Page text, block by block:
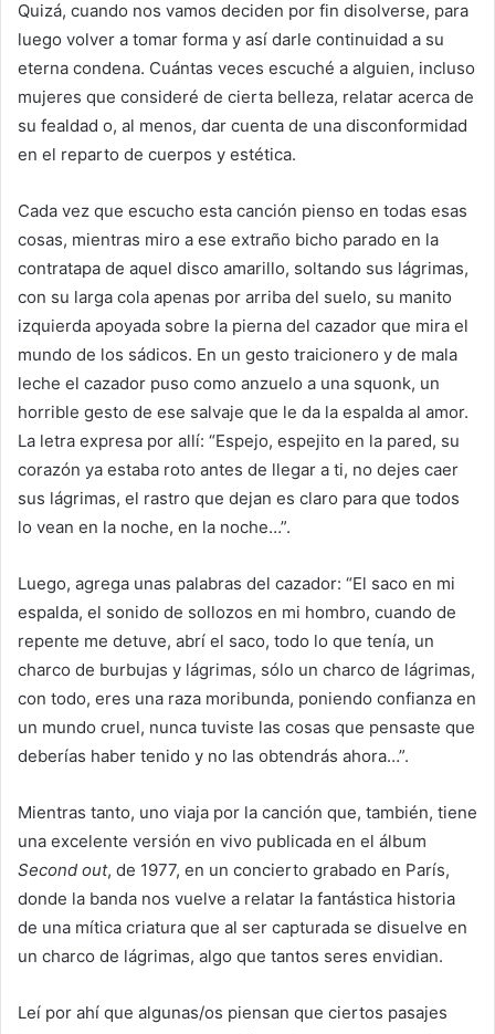
Quizá, cuando nos vamos deciden por fin disolverse, para
luego volver a tomar forma y así darle continuidad a su
eterna condena. Cuántas veces escuché a alguien, incluso
mujeres que consideré de cierta belleza, relatar acerca de
su fealdad o, al menos, dar cuenta de una disconformidad
en el reparto de cuerpos y estética.
Cada vez que escucho esta canción pienso en todas esas
cosas, mientras miro a ese extraño bicho parado en la
contratapa de aquel disco amarillo, soltando sus lágrimas,
con su larga cola apenas por arriba del suelo, su manito
izquierda apoyada sobre la pierna del cazador que mira el
mundo de los sádicos. En un gesto traicionero y de mala
leche el cazador puso como anzuelo a una squonk, un
horrible gesto de ese salvaje que le da la espalda al amor.
La letra expresa por allí: “Espejo, espejito en la pared, su
corazón ya estaba roto antes de llegar a ti, no dejes caer
sus lágrimas, el rastro que dejan es claro para que todos
lo vean en la noche, en la noche…”.
Luego, agrega unas palabras del cazador: “El saco en mi
espalda, el sonido de sollozos en mi hombro, cuando de
repente me detuve, abrí el saco, todo lo que tenía, un
charco de burbujas y lágrimas, sólo un charco de lágrimas,
con todo, eres una raza moribunda, poniendo confianza en
un mundo cruel, nunca tuviste las cosas que pensaste que
deberías haber tenido y no las obtendrás ahora…”.
Mientras tanto, uno viaja por la canción que, también, tiene
una excelente versión en vivo publicada en el álbum
Second out, de 1977, en un concierto grabado en París,
donde la banda nos vuelve a relatar la fantástica historia
de una mítica criatura que al ser capturada se disuelve en
un charco de lágrimas, algo que tantos seres envidian.
Leí por ahí que algunas/os piensan que ciertos pasajes